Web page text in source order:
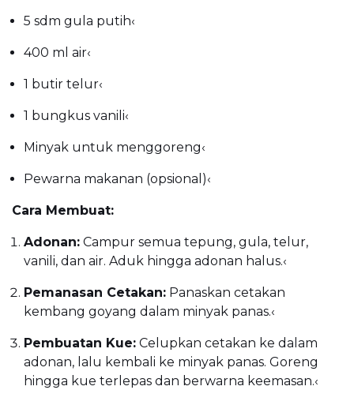
5 sdm gula putih‹
400 ml air‹
1 butir telur‹
1 bungkus vanili‹
Minyak untuk menggoreng‹
Pewarna makanan (opsional)‹
Cara Membuat:
Adonan: Campur semua tepung, gula, telur,
vanili, dan air. Aduk hingga adonan halus.‹
Pemanasan Cetakan: Panaskan cetakan
kembang goyang dalam minyak panas.‹
Pembuatan Kue: Celupkan cetakan ke dalam
adonan, lalu kembali ke minyak panas. Goreng
hingga kue terlepas dan berwarna keemasan.‹